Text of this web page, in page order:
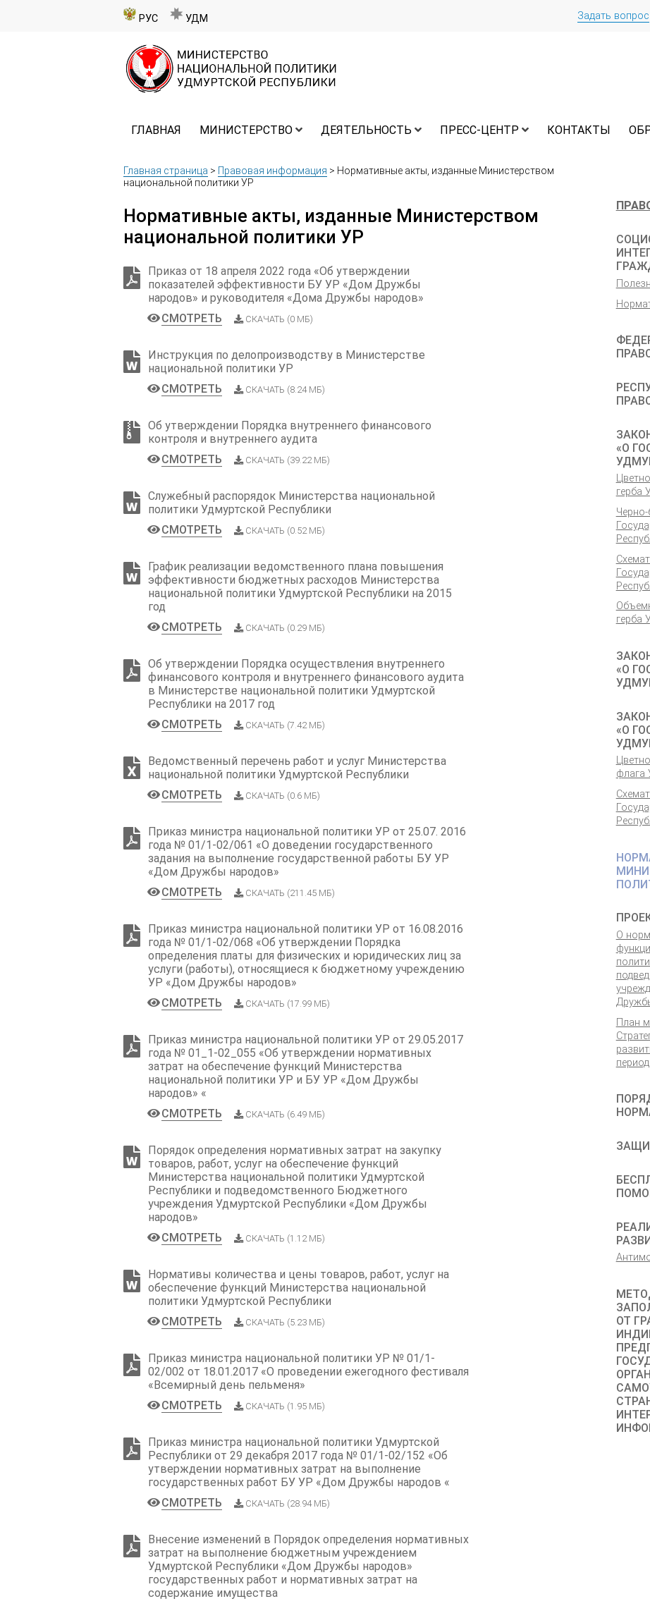
РУС УДМ Задать вопрос
ГЛАВНАЯ МИНИСТЕРСТВО ДЕЯТЕЛЬНОСТЬ ПРЕСС-ЦЕНТР КОНТАКТЫ
Главная страница > Правовая информация > Нормативные акты, изданные Министерством
национальной политики УР
Нормативные акты, изданные Министерством
национальной политики УР
Приказ от 18 апреля 2022 года «Об утверждении
показателей эффективности БУ УР «Дом Дружбы
народов» и руководителя «Дома Дружбы народов»
СМОТРЕТЬ
СКАЧАТЬ (0 МБ)
Инструкция по делопроизводству в Министерстве
национальной политики УР
СМОТРЕТЬ
СКАЧАТЬ (8.24 МБ)
Об утверждении Порядка внутреннего финансового
контроля и внутреннего аудита
СМОТРЕТЬ
СКАЧАТЬ (39.22 МБ)
Служебный распорядок Министерства национальной
политики Удмуртской Республики
СМОТРЕТЬ
СКАЧАТЬ (0.52 МБ)
График реализации ведомственного плана повышения
эффективности бюджетных расходов Министерства
национальной политики Удмуртской Республики на 2015
год
СМОТРЕТЬ
СКАЧАТЬ (0.29 МБ)
Об утверждении Порядка осуществления внутреннего
финансового контроля и внутреннего финансового аудита
в Министерстве национальной политики Удмуртской
Республики на 2017 год
СМОТРЕТЬ
СКАЧАТЬ (7.42 МБ)
Ведомственный перечень работ и услуг Министерства
национальной политики Удмуртской Республики
СМОТРЕТЬ
СКАЧАТЬ (0.6 МБ)
Приказ министра национальной политики УР от 25.07. 2016
года № 01/1-02/061 «О доведении государственного
задания на выполнение государственной работы БУ УР
«Дом Дружбы народов»
СМОТРЕТЬ
СКАЧАТЬ (211.45 МБ)
Приказ министра национальной политики УР от 16.08.2016
года № 01/1-02/068 «Об утверждении Порядка
определения платы для физических и юридических лиц за
услуги (работы), относящиеся к бюджетному учреждению
УР «Дом Дружбы народов»
СМОТРЕТЬ
СКАЧАТЬ (17.99 МБ)
Приказ министра национальной политики УР от 29.05.2017
года № 01_1-02_055 «Об утверждении нормативных
затрат на обеспечение функций Министерства
национальной политики УР и БУ УР «Дом Дружбы
народов» «
СМОТРЕТЬ
СКАЧАТЬ (6.49 МБ)
Порядок определения нормативных затрат на закупку
товаров, работ, услуг на обеспечение функций
Министерства национальной политики Удмуртской
Республики и подведомственного Бюджетного
учреждения Удмуртской Республики «Дом Дружбы
народов»
СМОТРЕТЬ
СКАЧАТЬ (1.12 МБ)
Нормативы количества и цены товаров, работ, услуг на
обеспечение функций Министерства национальной
политики Удмуртской Республики
СМОТРЕТЬ
СКАЧАТЬ (5.23 МБ)
Приказ министра национальной политики УР № 01/1-
02/002 от 18.01.2017 «О проведении ежегодного фестиваля
«Всемирный день пельменя»
СМОТРЕТЬ
СКАЧАТЬ (1.95 МБ)
Приказ министра национальной политики Удмуртской
Республики от 29 декабря 2017 года № 01/1-02/152 «Об
утверждении нормативных затрат на выполнение
государственных работ БУ УР «Дом Дружбы народов «
СМОТРЕТЬ
СКАЧАТЬ (28.94 МБ)
Внесение изменений в Порядок определения нормативных
затрат на выполнение бюджетным учреждением
Удмуртской Республики «Дом Дружбы народов»
государственных работ и нормативных затрат на
содержание имущества
«О
герба
герба
«О
«О
флага
О
План
ОТ